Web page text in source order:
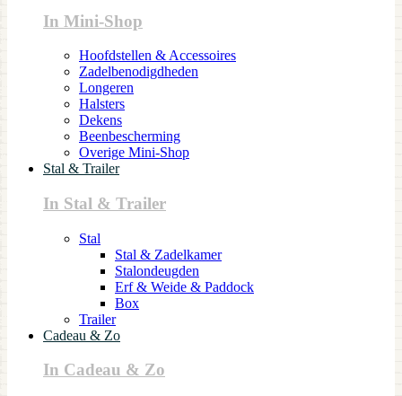
In Mini-Shop
Hoofdstellen & Accessoires
Zadelbenodigdheden
Longeren
Halsters
Dekens
Beenbescherming
Overige Mini-Shop
Stal & Trailer
In Stal & Trailer
Stal
Stal & Zadelkamer
Stalondeugden
Erf & Weide & Paddock
Box
Trailer
Cadeau & Zo
In Cadeau & Zo